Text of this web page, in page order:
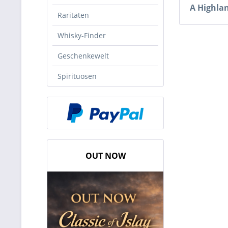
Raritäten
Whisky-Finder
Geschenkewelt
Spirituosen
OUT NOW
A